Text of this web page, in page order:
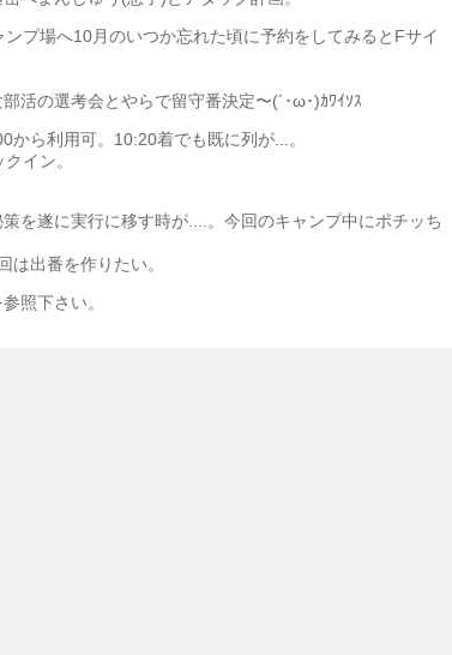
プ場へ10月のいつか忘れた頃に予約をしてみるとFサイ
活の選考会とやらで留守番決定〜(´･ω･)ｶﾜｲｿｽ
から利用可。10:20着でも既に列が...。
イン。
を遂に実行に移す時が....。今回のキャンプ中にポチッち
は出番を作りたい。
照下さい。